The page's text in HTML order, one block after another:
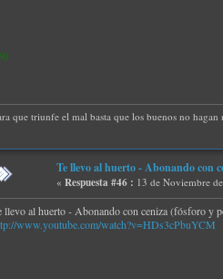
que triunfe el mal basta que los buenos no
Te llevo al huerto - Abonando con
«Respuesta #46 : 13 de Noviembre
llevo al huerto - Abonando con ceniza (fósforo y
www.youtube.com/watch?v=HDs3cPbuYCM